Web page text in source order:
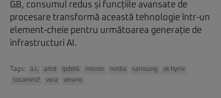
GB, consumul redus și funcțiile avansate de
procesare transformă această tehnologie într-un
element-cheie pentru următoarea generație de
infrastructuri AI.
Tags: a.i. amd lpddr6 micron nvidia samsung
sk hynix
socamm2
vera verano